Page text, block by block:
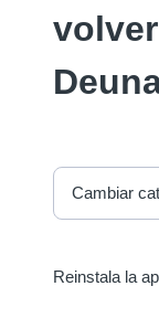
Cambiar
Reinstala la